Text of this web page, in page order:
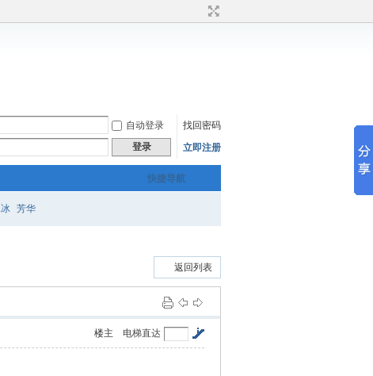
自动登录
找回密码
登录 立即注册
快捷导航
芳华
返回列表
电梯直达
楼主